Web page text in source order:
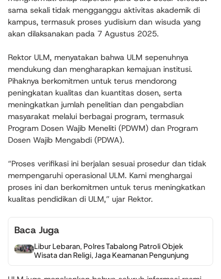
sama sekali tidak mengganggu aktivitas akademik di
kampus, termasuk proses yudisium dan wisuda yang
akan dilaksanakan pada 7 Agustus 2025.
Rektor ULM, menyatakan bahwa ULM sepenuhnya
mendukung dan mengharapkan kemajuan institusi.
Pihaknya berkomitmen untuk terus mendorong
peningkatan kualitas dan kuantitas dosen, serta
meningkatkan jumlah penelitian dan pengabdian
masyarakat melalui berbagai program, termasuk
Program Dosen Wajib Meneliti (PDWM) dan Program
Dosen Wajib Mengabdi (PDWA).
“Proses verifikasi ini berjalan sesuai prosedur dan tidak
mempengaruhi operasional ULM. Kami menghargai
proses ini dan berkomitmen untuk terus meningkatkan
kualitas pendidikan di ULM,” ujar Rektor.
Baca Juga
Libur Lebaran, Polres Tabalong Patroli Objek
Wisata dan Religi, Jaga Keamanan Pengunjung